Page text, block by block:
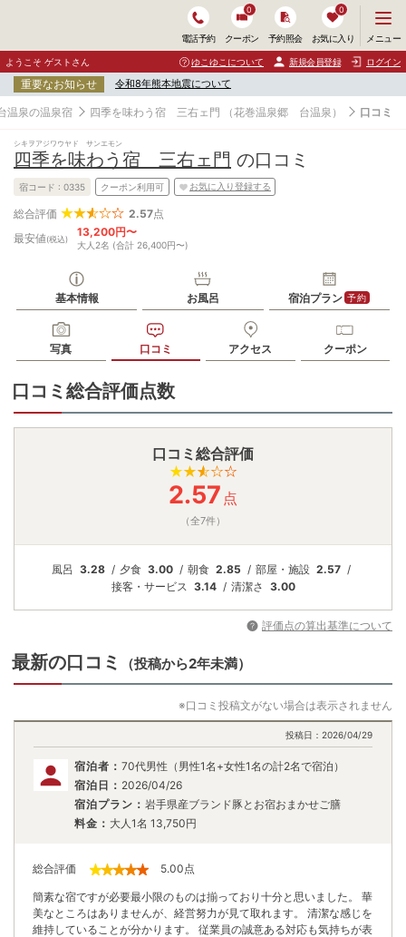
電話予約 クーポン
0
予約照会 お気に入り
0
ニ
ュ
ー
開
く
メニュー
ようこそ ゲストさん ゆこゆこについて 新規会員登録 ログイン
重要なお知らせ 令和8年熊本地震について
泉の温泉宿 四季を味わう宿 三右ェ門 （花巻温泉郷 台温泉） 口コミ
シキヲアジワウヤド サンエモン
四季を味わう宿 三右ェ門 の口コミ
宿コード : 0335 クーポン利用可 お気に入り登録する
総合評価 2.57点
最安値(税込)
13,200円〜
大人2名 (合計 26,400円〜)
基本情報 お風呂 宿泊プラン 予約
写真 口コミ アクセス クーポン
口コミ総合評価点数
口コミ総合評価
2.57 点
（全7件）
風呂 3.28 夕食 3.00 朝食 2.85 部屋・施設 2.57
接客・ サービス 3.14 清潔さ 3.00
評価点の算出基準について
最新の口コミ （投稿から2年未満）
※口コミ投稿文がない場合は表示されません
投稿日： 2026/04/29
宿泊者： 70代男性（男性1名+女性1名の計2名で宿泊）
宿泊日： 2026/04/26
宿泊プラン： 岩手県産ブランド豚とお宿おまかせご膳
料金： 大人1名 13,750円
総合評価 5.00点
簡素な宿ですが必要最小限のものは揃っており十分と思いました。 華
美なところはありませんが、経営努力が見て取れます。 清潔な感じを
維持していることが分かります。 従業員の誠意ある対応も気持ちが表